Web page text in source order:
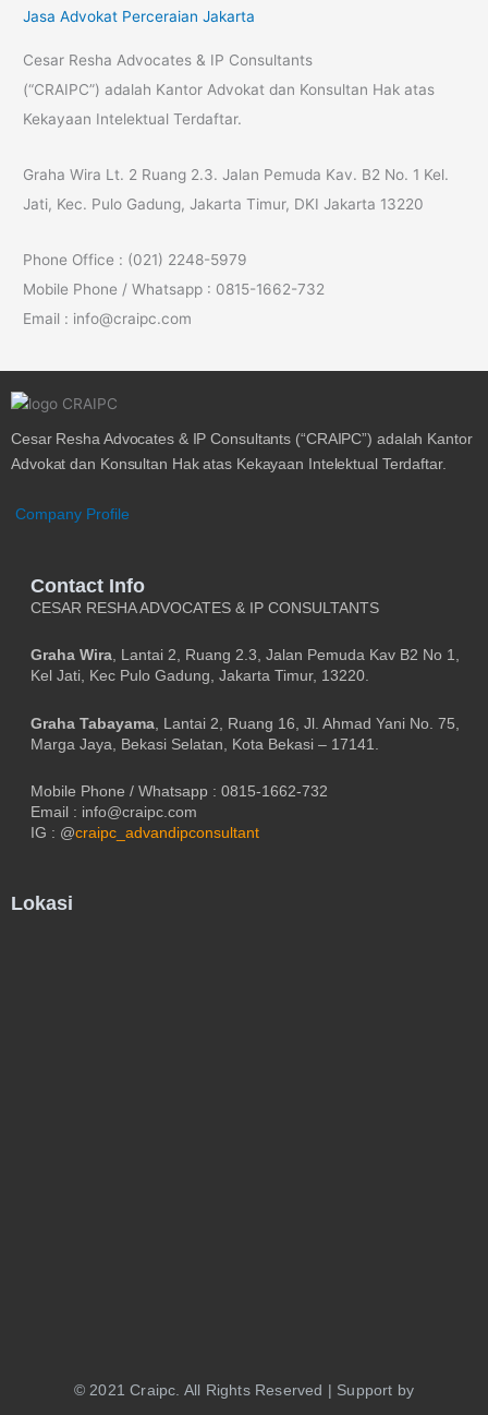
Jasa Advokat Perceraian Jakarta
Cesar Resha Advocates & IP Consultants
(“CRAIPC”) adalah Kantor Advokat dan Konsultan Hak atas
Kekayaan Intelektual Terdaftar.
Graha Wira Lt. 2 Ruang 2.3. Jalan Pemuda Kav. B2 No. 1 Kel.
Jati, Kec. Pulo Gadung, Jakarta Timur, DKI Jakarta 13220
Phone Office : (021) 2248-5979
Mobile Phone / Whatsapp : 0815-1662-732
Email : info@craipc.com
Cesar Resha Advocates & IP Consultants (“CRAIPC”) adalah Kantor
Advokat dan Konsultan Hak atas Kekayaan Intelektual Terdaftar.
Company Profile
Contact Info
CESAR RESHA ADVOCATES & IP CONSULTANTS
Graha Wira, Lantai 2, Ruang 2.3, Jalan Pemuda Kav B2 No 1,
Kel Jati, Kec Pulo Gadung, Jakarta Timur, 13220.
Graha Tabayama , Lantai 2, Ruang 16, Jl. Ahmad Yani No. 75,
Marga Jaya, Bekasi Selatan, Kota Bekasi – 17141.
Mobile Phone / Whatsapp : 0815-1662-732
Email : info@craipc.com
IG : @craipc_advandipconsultant
Lokasi
© 2021 Craipc. All Rights Reserved | Support by